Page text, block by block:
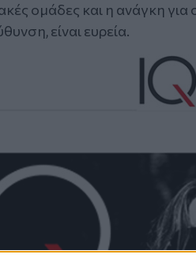
ομάδες και η ανάγκη
είναι ευρεία.